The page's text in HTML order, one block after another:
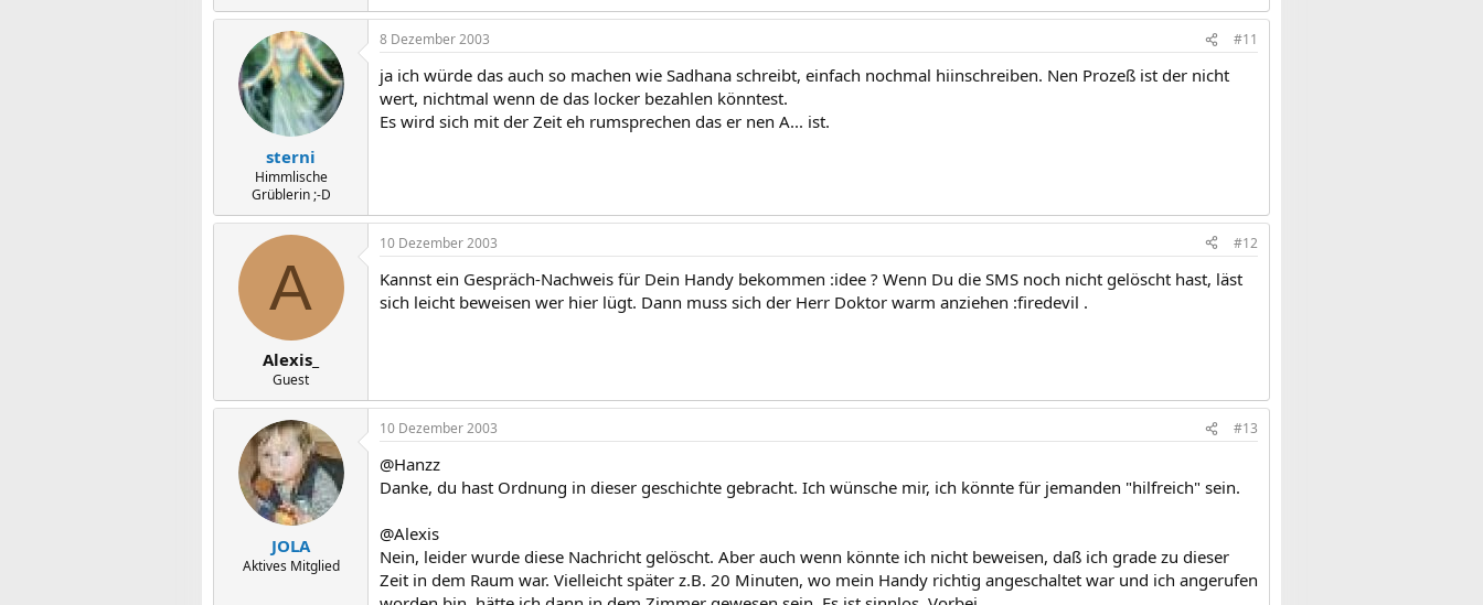
sterni
Himmlische
Grüblerin ;-D
8 Dezember 2003 #11
ja ich würde das auch so machen wie Sadhana schreibt, einfach nochmal hiinschreiben. Nen Prozeß ist der nicht
wert, nichtmal wenn de das locker bezahlen könntest.
Es wird sich mit der Zeit eh rumsprechen das er nen A... ist.
A
Alexis_
Guest
10 Dezember 2003 #12
Kannst ein Gespräch-Nachweis für Dein Handy bekommen :idee ? Wenn Du die SMS noch nicht gelöscht hast, läst
sich leicht beweisen wer hier lügt. Dann muss sich der Herr Doktor warm anziehen :firedevil .
JOLA
Aktives Mitglied
10 Dezember 2003 #13
@Hanzz
Danke, du hast Ordnung in dieser geschichte gebracht. Ich wünsche mir, ich könnte für jemanden "hilfreich" sein.
@Alexis
Nein, leider wurde diese Nachricht gelöscht. Aber auch wenn könnte ich nicht beweisen, daß ich grade zu dieser
Zeit in dem Raum war. Vielleicht später z.B. 20 Minuten, wo mein Handy richtig angeschaltet war und ich angerufen